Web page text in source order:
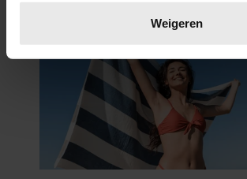
verwerkt en stel uw voorkeuren in het
intrekken in de Cookieverklaring.
We gebruiken cookies om content en
personaliseren, om functies voor social
en om ons websiteverkeer te analyseren.
informatie over uw gebruik van onze site
partners voor social media, adverteren
Weigeren